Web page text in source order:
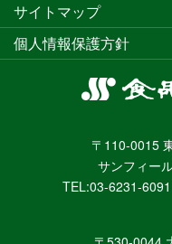
〒110-0015
サンフィー
TEL:03-6231-
サイトマップ
個人情報保護方針